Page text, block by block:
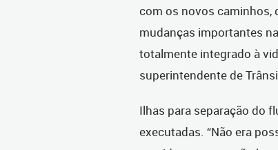
com os novos caminhos,
mudanças importantes
totalmente integrado à
superintendente de
Ilhas para separação do
executadas. “Não era